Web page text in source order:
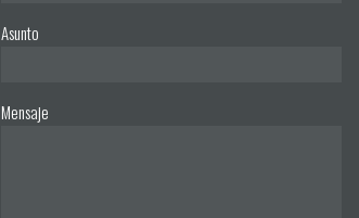
Asunto
Mensaje